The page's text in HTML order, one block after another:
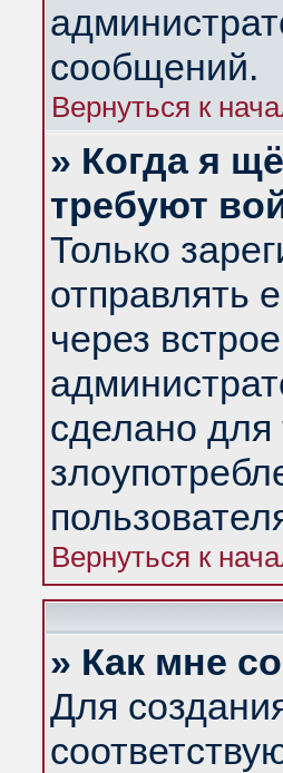
сообщений.
Вернуться к
» Когда я
требуют
Только
отправлять
через
сделано для
Вернуться к
» Как мне
Для